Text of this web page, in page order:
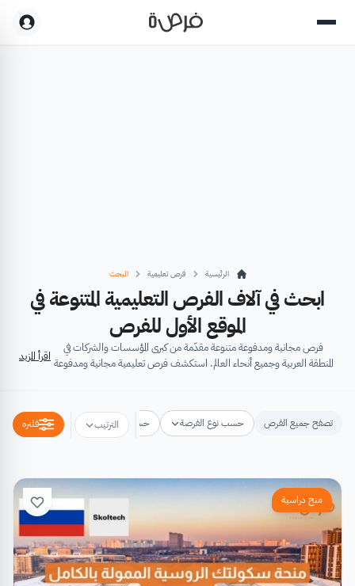
الرئيسية فرص تعليمية البحث
ابحث في آلاف الفرص التعليمية المتنوعة في
الموقع الأول للفرص
فرص مجانية ومدفوعة متنوعة مقدّمة من كبرى المؤسسات والشركات في
المنطقة العربية وجميع أنحاء العالم. استكشف فرص تعليمية مجانية ومدفوعة
الخبرات وبناء القدرات.
اقرأ المزيد
تصفح جميع الفرص حسب نوع الفرصة حسب مكان الفرصة حسب الترتيب فلتره
منح دراسية